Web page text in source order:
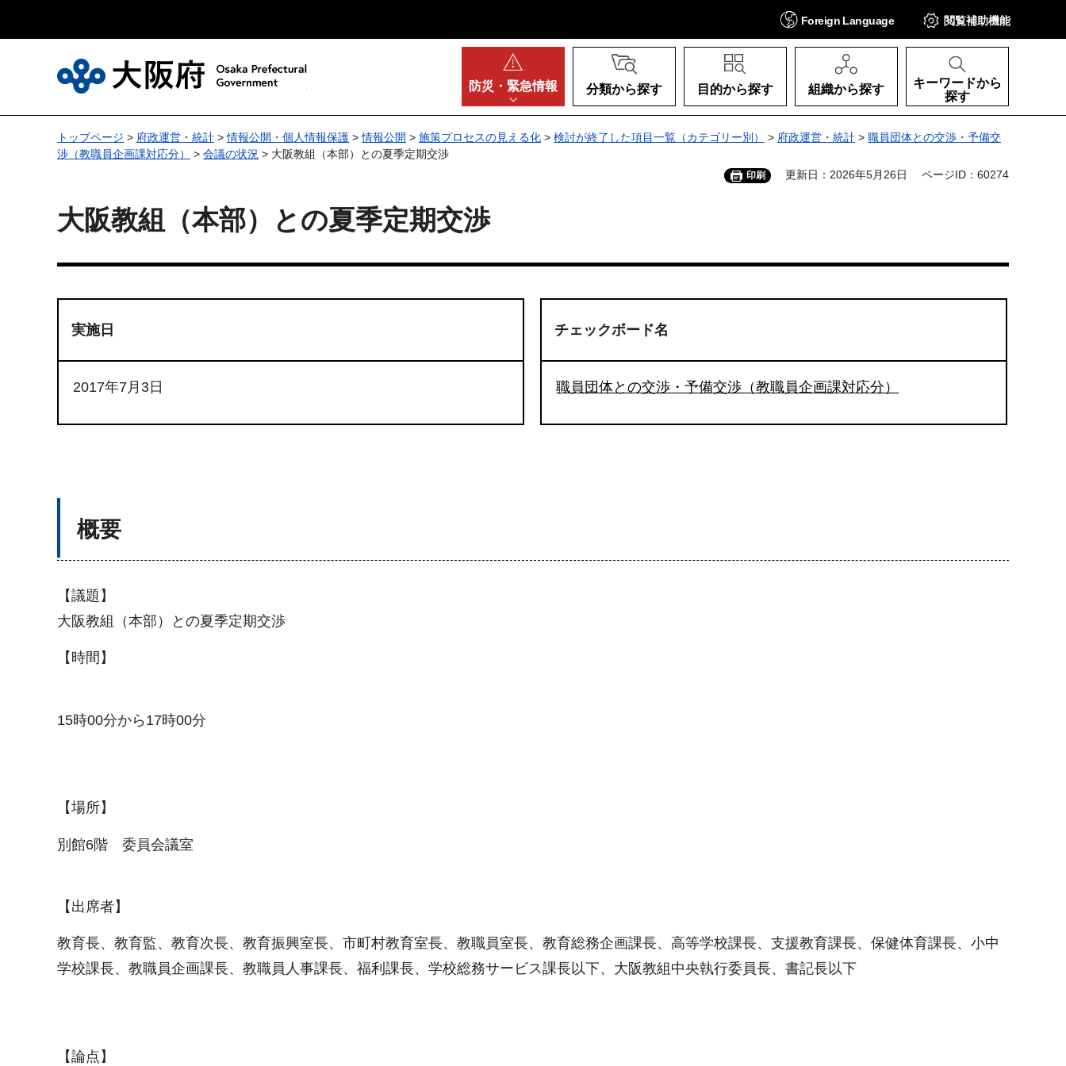
Foreign Language 閲覧補助機能
防災・ 緊急情報 分類から探す 目的から探す 組織から探す
キーワードから
探す
トップページ > 府政運営・統計 >情報公開・個人情報保護 >情報公開 > 施策プロセスの見える化 > 検討が終了した項目一覧（カテゴリー別） > 府政運営・統計 > 職員団体との交渉・予備交
渉（教職員企画課対応分）
> 会議の状況 > 大阪教組（本部）との夏季定期交渉
印刷 更新日：2026年5月26日 ページID：60274
大阪教組（本部）との夏季定期交渉
実施日
2017年7月3日
チェックボード名
職員団体との交渉・予備交渉（教職員企画課対応分）
概要
【議題】
大阪教組（本部）との夏季定期交渉
【時間】
15時00分から17時00分
【場所】
別館6階 委員会議室
【出席者】
教育長、教育監、教育次長、教育振興室長、市町村教育室長、教職員室長、教育総務企画課長、高等学校課長、支援教育課長、保健体育課長、小中
学校課長、教職員企画課長、教職員人事課長、福利課長、学校総務サービス課長以下、大阪教組中央執行委員長、書記長以下
【論点】